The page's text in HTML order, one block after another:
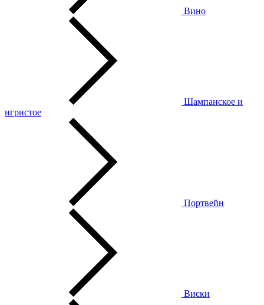
Вино
Шампанское и
игристое
Портвейн
Виски